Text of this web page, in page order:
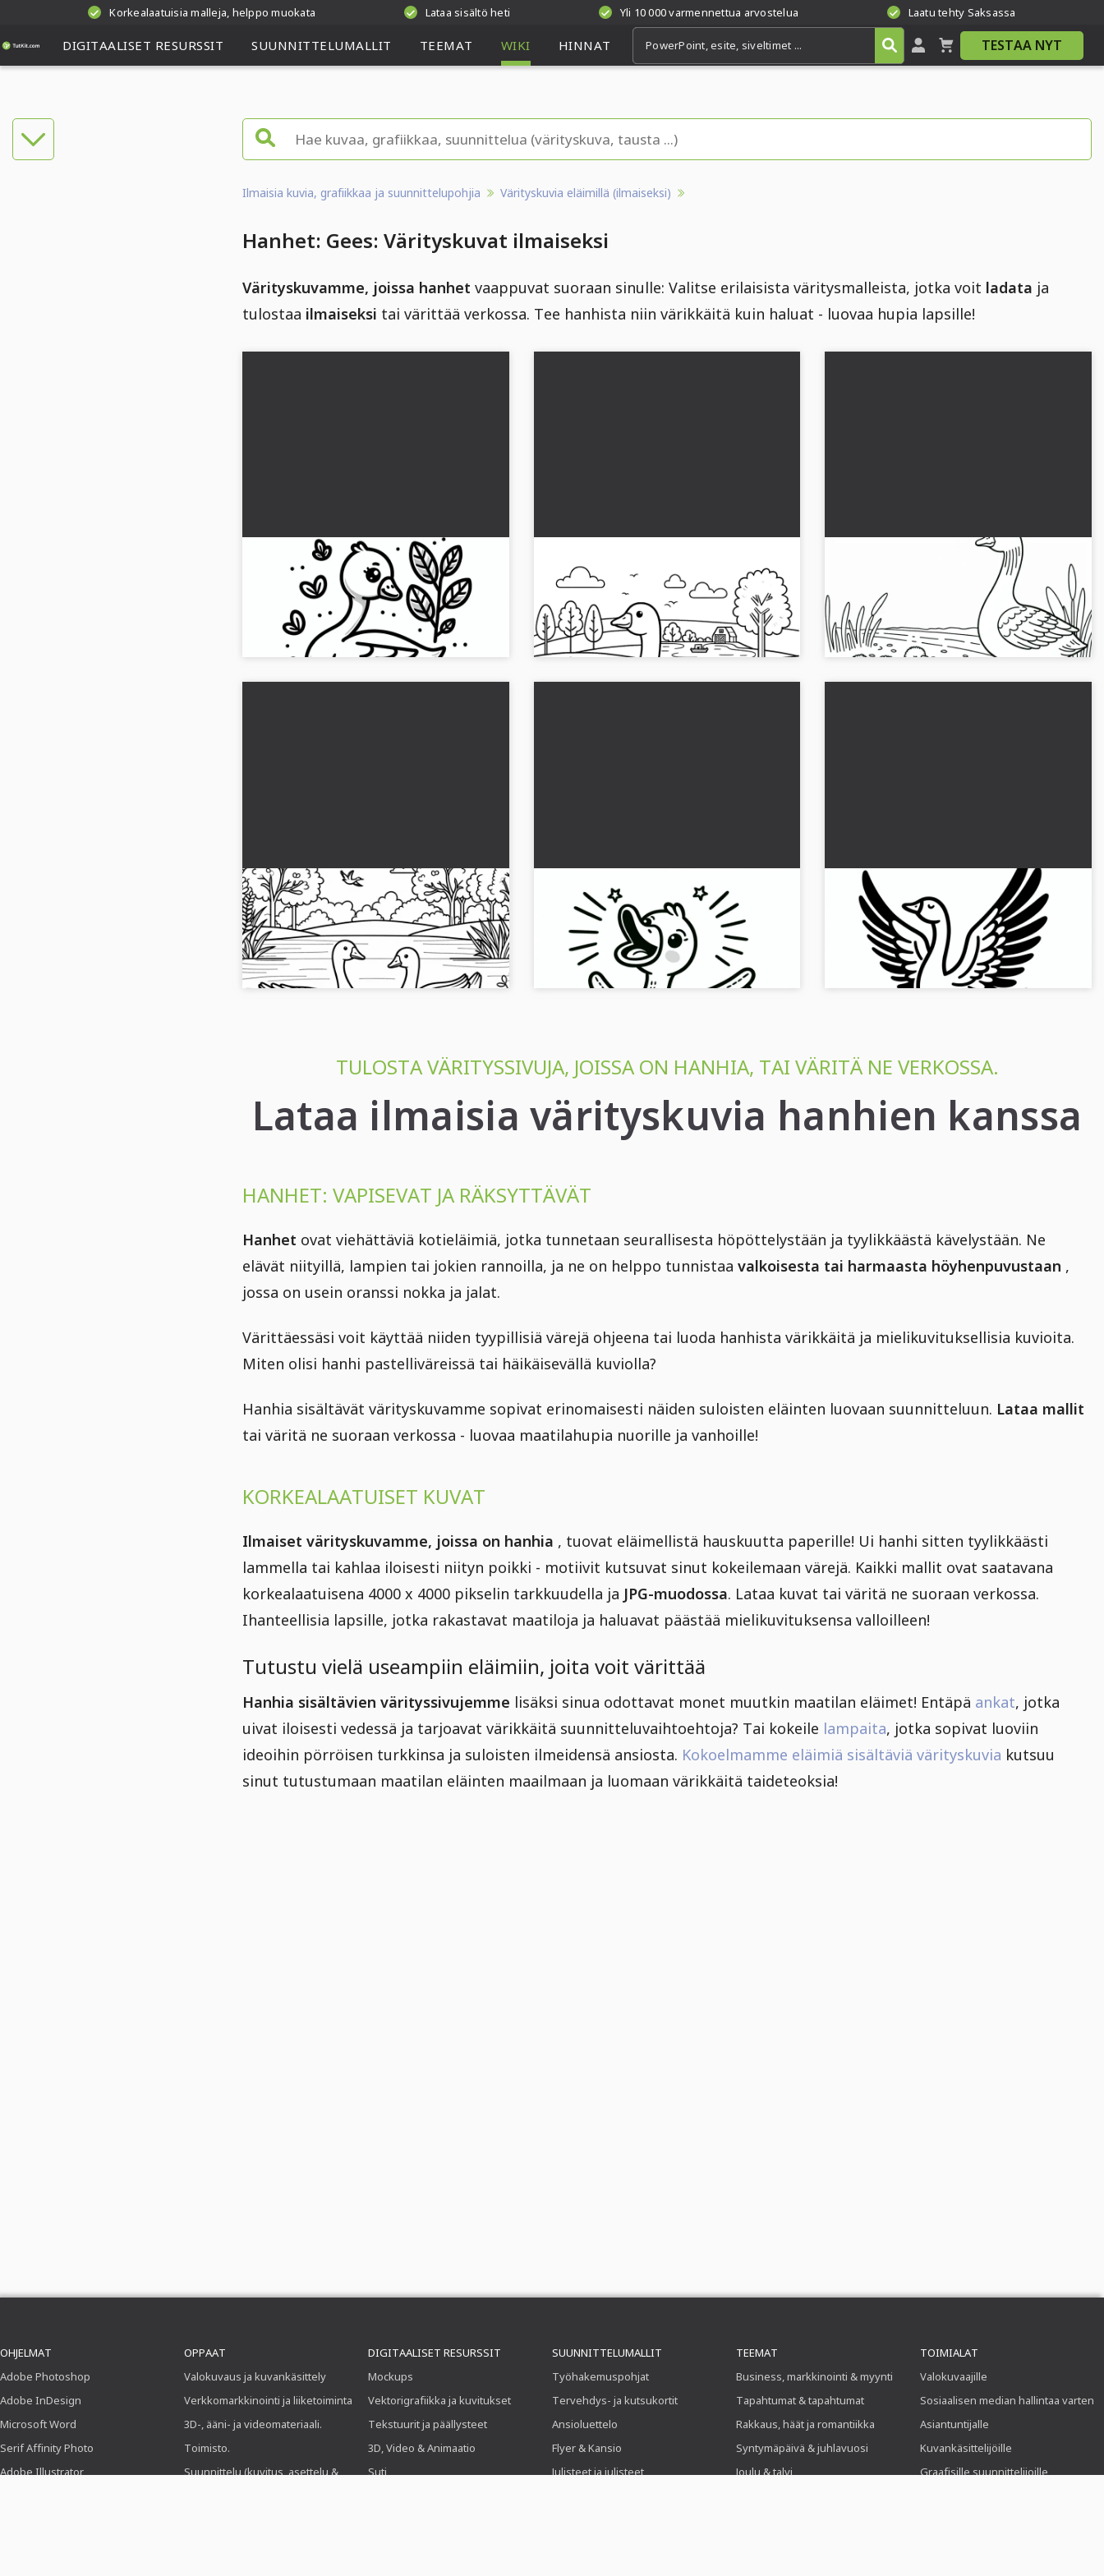
Korkealaatuisia malleja, helppo muokata Lataa sisältö heti Yli 10 000 varmennettua arvostelua Laatu tehty Saksassa
DIGITAALISET RESURSSIT SUUNNITTELUMALLIT TEEMAT WIKI HINNAT TESTAA NYT
Ilmaisia kuvia, grafiikkaa ja suunnittelupohjia Värityskuvia eläimillä (ilmaiseksi)
Hanhet: Gees: Värityskuvat ilmaiseksi
Värityskuvamme, joissa hanhet vaappuvat suoraan sinulle: Valitse erilaisista väritysmalleista, jotka voit ladata ja
tulostaa ilmaiseksi tai värittää verkossa. Tee hanhista niin värikkäitä kuin haluat - luovaa hupia lapsille!
Hanhen värityskuva ladattavaksi
(Ilmainen)
Hanki ilmainen korkean laadun hanhen
värityskuva. Lataa nyt ja tule luovaksi!...
Hanska maalla: Yksinkertainen
väritettävä kuva (Ilmainen)
Löydä kävelevä ankka tilan nurmikolla. Lataa ja
väritä nyt ilmaiseksi!...
Hanhemamma ja poikaset
kenttätiellä: Yksinkertainen
väritettävä malli (Ilmainen)
Inspiroidu hanhikanasta ja sen poikasista.
Hanki nyt ilmainen värittämismalli!...
Kaksi hanhea järven äärellä:
Yksinkertainen värityskuva
(Ilmainen)
Nauti värityskuvasta, jossa on kaksi ankkaa
rauhallisella järvellä. Lataa nyt ja tule luovaksi!...
Hanhi huitoo innoissaan siivillään:
Yksinkertainen väritettävä kuva
(Ilmainen)
Hae itsellesi väritys kuva jutustelevalle
hanhelle – Lataa nyt!...
Hanhi levitettyine siipineen:
Yksinkertainen väritettävä kuva
(Ilmainen)
Tuo väriä elämääsi hanhessamme! Lataa nyt
ilmainen värityskuva ja väritä se....
TULOSTA VÄRITYSSIVUJA, JOISSA ON HANHIA, TAI VÄRITÄ NE VERKOSSA.
Lataa ilmaisia värityskuvia hanhien kanssa
HANHET: VAPISEVAT JA RÄKSYTTÄVÄT
Hanhet ovat viehättäviä kotieläimiä, jotka tunnetaan seurallisesta höpöttelystään ja tyylikkäästä kävelystään. Ne
elävät niityillä, lampien tai jokien rannoilla, ja ne on helppo tunnistaa valkoisesta tai harmaasta höyhenpuvustaan ,
jossa on usein oranssi nokka ja jalat.
Värittäessäsi voit käyttää niiden tyypillisiä värejä ohjeena tai luoda hanhista värikkäitä ja mielikuvituksellisia kuvioita.
Miten olisi hanhi pastelliväreissä tai häikäisevällä kuviolla?
Hanhia sisältävät värityskuvamme sopivat erinomaisesti näiden suloisten eläinten luovaan suunnitteluun. Lataa mallit
tai väritä ne suoraan verkossa - luovaa maatilahupia nuorille ja vanhoille!
KORKEALAATUISET KUVAT
Ilmaiset värityskuvamme, joissa on hanhia , tuovat eläimellistä hauskuutta paperille! Ui hanhi sitten tyylikkäästi
lammella tai kahlaa iloisesti niityn poikki - motiivit kutsuvat sinut kokeilemaan värejä. Kaikki mallit ovat saatavana
korkealaatuisena 4000 x 4000 pikselin tarkkuudella ja JPG-muodossa. Lataa kuvat tai väritä ne suoraan verkossa.
Ihanteellisia lapsille, jotka rakastavat maatiloja ja haluavat päästää mielikuvituksensa valloilleen!
Tutustu vielä useampiin eläimiin, joita voit värittää
Hanhia sisältävien värityssivujemme lisäksi sinua odottavat monet muutkin maatilan eläimet! Entäpä ankat, jotka
uivat iloisesti vedessä ja tarjoavat värikkäitä suunnitteluvaihtoehtoja? Tai kokeile lampaita, jotka sopivat luoviin
ideoihin pörröisen turkkinsa ja suloisten ilmeidensä ansiosta. Kokoelmamme eläimiä sisältäviä värityskuvia kutsuu
sinut tutustumaan maatilan eläinten maailmaan ja luomaan värikkäitä taideteoksia!
OHJELMAT
Adobe Photoshop
Adobe InDesign
Microsoft Word
Serif Affinity Photo
Adobe Illustrator
OPPAAT
Valokuvaus ja kuvankäsittely
Verkkomarkkinointi ja liiketoiminta
3D-, ääni- ja videomateriaali.
Toimisto.
Suunnittelu (kuvitus, asettelu &
DIGITAALISET RESURSSIT
Mockups
Vektorigrafiikka ja kuvitukset
Tekstuurit ja päällysteet
3D, Video & Animaatio
Suti
SUUNNITTELUMALLIT
Työhakemuspohjat
Tervehdys- ja kutsukortit
Ansioluettelo
Flyer & Kansio
Julisteet ja julisteet
TEEMAT
Business, markkinointi & myynti
Tapahtumat & tapahtumat
Rakkaus, häät ja romantiikka
Syntymäpäivä & juhlavuosi
Joulu & talvi
TOIMIALAT
Valokuvaajille
Sosiaalisen median hallintaa varten
Asiantuntijalle
Kuvankäsittelijöille
Graafisille suunnittelijoille